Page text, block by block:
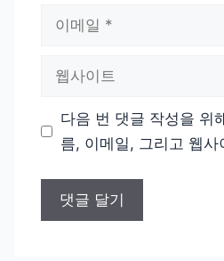
트
다음 번 댓글 작성을 위
름, 이메일, 그리고 웹